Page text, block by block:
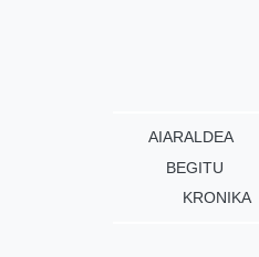
AIARALDEA
BEGITU
KRONIKA